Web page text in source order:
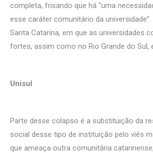
completa, frisando que há “uma
esse caráter comunitário da universidade”.
Santa Catarina, em que as universidades
fortes, assim como no Rio Grande do Sul,
Unisul
Parte desse colapso é a substituição da
social desse tipo de instituição pelo viés
que ameaça outra comunitária